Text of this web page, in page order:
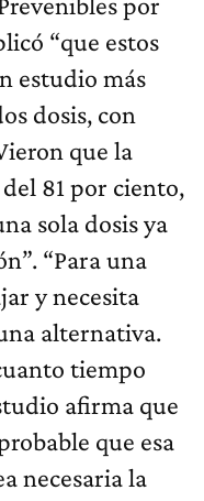
“que estos
estudio más
dosis, con
que la
81 por ciento,
sola dosis ya
“Para una
y necesita
alternativa.
tiempo
afirma que
que esa
necesaria la